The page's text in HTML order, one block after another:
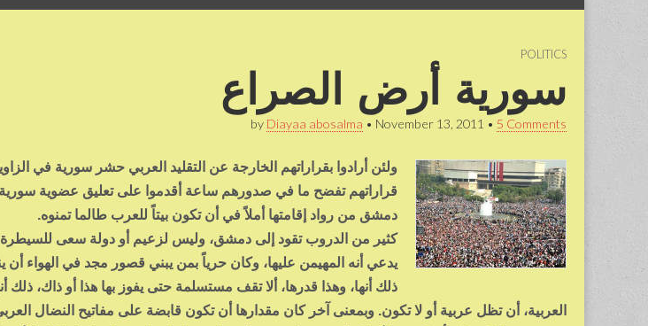
menu
POLITICS
سورية أرض الصراع
by Diayaa abosalma • November 13, 2011 • 5 Comments
ولئن أرادوا بقراراتهم الخارجة عن التقليد العربي حشر سورية في
قراراتهم تفضح ما في صدورهم ساعة أقدموا على تعليق عضوية
دمشق من رواد إقامتها أملاً في أن تكون بيتاً للعرب طالما تمنوه.
كثير من الدروب تقود إلى دمشق، وليس لزعيم أو دولة سعى للسيطرة
يدعي أنه المهيمن عليها، وكان حرياً بمن يبني قصور مجد في الهواء أن
ذلك أنها، وهذا قدرها، ألا تقف مستسلمة حتى يفوز بها هذا أو ذاك، ذلك
العربية، أن تظل عربية أو لا تكون. وبمعنى آخر كان مقدارها أن تكون قابضة على مفاتيح النضال